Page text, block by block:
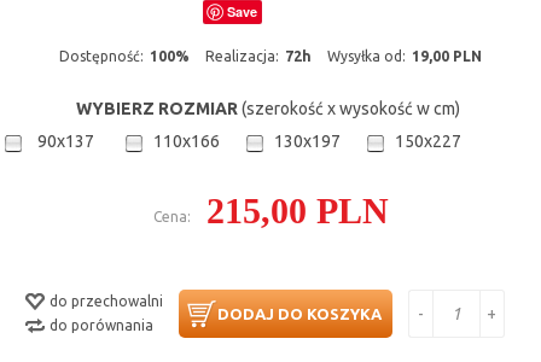
Save
Dostępność: 100% Realizacja: 72h Wysyłka od: 19,00 PLN
WYBIERZ ROZMIAR (szerokość x wysokość w cm)
90x137
110x166 130x197 150x227
Cena: 215,00 PLN
do przechowalni
do porównania
DODAJ DO KOSZYKA - +